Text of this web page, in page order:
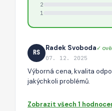
2
1
RS
Radek Svoboda✓
07. 12. 2025
Výborná cena, kvalita
jakýchkoli problémů.
Zobrazit všech 1